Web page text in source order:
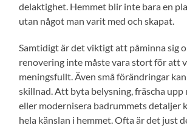
delaktighet. Hemmet blir inte bara en
utan något man varit med och skapat.
Samtidigt är det viktigt att påminna sig
renovering inte måste vara stort för att
meningsfullt. Även små förändringar
skillnad. Att byta belysning, fräscha upp
eller modernisera badrummets detaljer
hela känslan i hemmet. Ofta är det just